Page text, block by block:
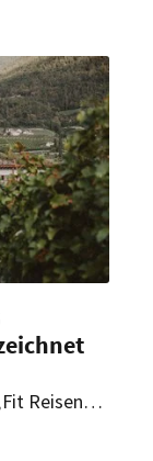
Reisen